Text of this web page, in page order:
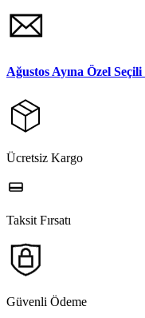
Ağustos Ayına Özel
Ücretsiz Kargo
Taksit Fırsatı
Güvenli Ödeme